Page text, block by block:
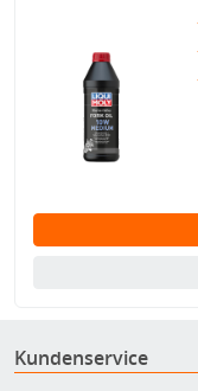
Kundenservice